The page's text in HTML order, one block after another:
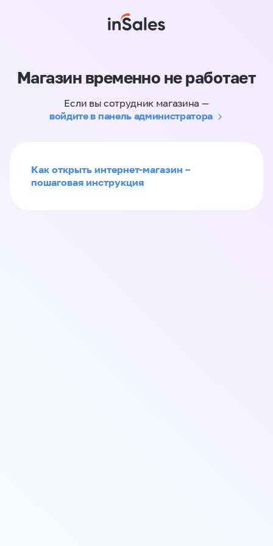
Магазин временно не работает
Если вы сотрудник магазина —
войдите в панель администратора
Как открыть интернет-магазин –
пошаговая инструкция